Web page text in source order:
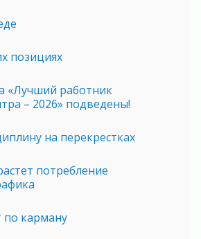
позициях
«Лучший работник
– 2026» подведены!
на перекрестках
потребление
по карману